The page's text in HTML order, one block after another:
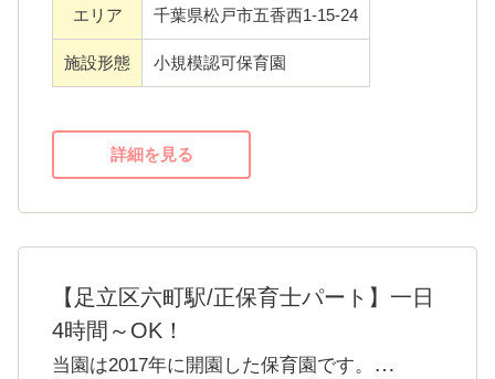
他事業をを展開している福祉関係会社です。
子育て中の女性が幅広く活躍しており、社員
からの意見を受け入れ、働きやすい環境づく
エリア 千葉県松戸市五香西1-15-24
施設形態 小規模認可保育園
詳細を見る
【足立区六町駅/正保育士パート】一日
4時間～OK！
当園は2017年に開園した保育園です。